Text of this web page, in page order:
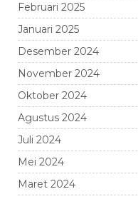
Februari 2025
Januari 2025
Desember 2024
November 2024
Oktober 2024
Agustus 2024
Juli 2024
Mei 2024
Maret 2024